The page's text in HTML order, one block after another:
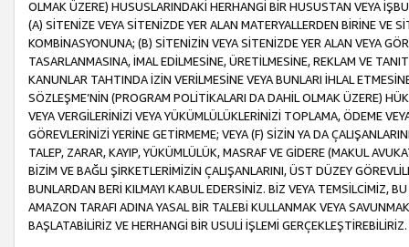
OLMAK ÜZERE) HUSUSLARINDAKİ HERHANGİ BİR HUSUSTAN VEYA
(A) SİTENİZE VEYA SİTENİZDE YER ALAN MATERYALLERDEN BİRİNE VE
KOMBİNASYONUNA; (B) SİTENİZİN VEYA SİTENİZDE YER ALAN VEYA
TASARLANMASINA, İMAL EDİLMESİNE, ÜRETİLMESİNE, REKLAM VE
KANUNLAR TAHTINDA İZİN VERİLMESİNE VEYA BUNLARI İHLAL
SÖZLEŞME’NİN (PROGRAM POLİTİKALARI DA DAHİL OLMAK ÜZERE)
VEYA VERGİLERİNİZİ VEYA YÜKÜMLÜLÜKLERİNİZİ TOPLAMA, ÖDEME
GÖREVLERİNİZİ YERİNE GETİRMEME; VEYA (F) SİZİN YA DA
TALEP, ZARAR, KAYIP, YÜKÜMLÜLÜK, MASRAF VE GİDERE (MAKUL
BİZİM VE BAĞLI ŞİRKETLERİMİZİN ÇALIŞANLARINI, ÜST DÜZEY
BUNLARDAN BERİ KILMAYI KABUL EDERSİNİZ. BİZ VEYA TEMSİLCİMİZ,
AMAZON TARAFI ADINA YASAL BİR TALEBİ KULLANMAK VEYA
BAŞLATABİLİRİZ VE HERHANGİ BİR USULİ İŞLEMİ GERÇEKLEŞTİREBİLİRİZ.